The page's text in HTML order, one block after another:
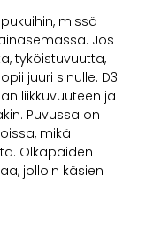
missä
Jos
tyköistuvuutta,
juuri sinulle. D3
liikkuvuuteen ja
Puvussa on
mikä
Olkapäiden
jolloin käsien